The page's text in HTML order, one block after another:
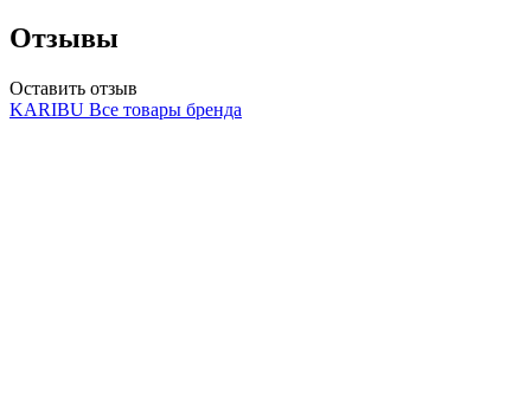
Отзывы
Оставить отзыв
KARIBU Все товары бренда